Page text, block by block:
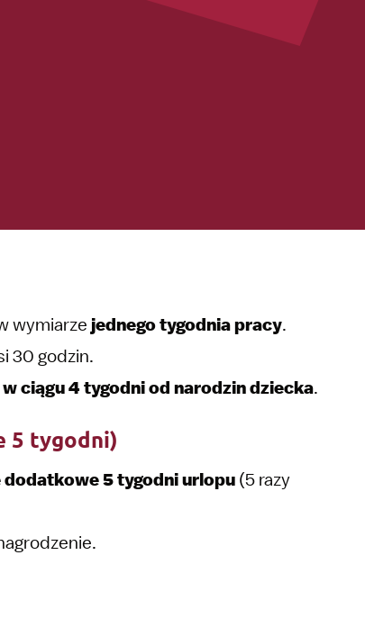
wymiarze jednego tygodnia pracy.
30 godzin.
w ciągu 4 tygodni od narodzin dziecka.
5 tygodni)
5 tygodni urlopu(5 razy